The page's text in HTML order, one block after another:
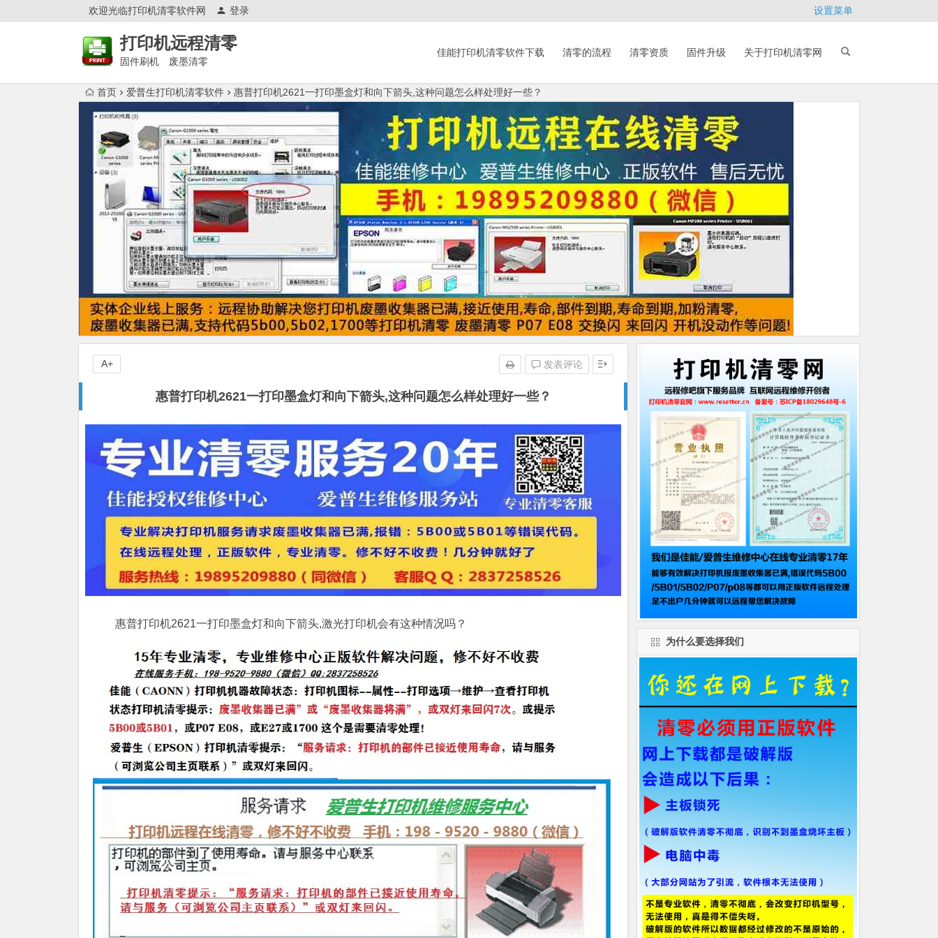
欢迎光临打印机清零软件网 登录 设置菜单
打印机远程清零
固件刷机 废墨清零
佳能打印机清零软件下载 清零的流程 清零资质 固件升级 关于打印机清零网
首页 爱普生打印机清零软件 惠普打印机2621一打印墨盒灯和向下箭头,这种问题怎么样处理好一些？
惠普打印机2621一打印墨盒灯和向下箭头,这种问题怎么样处理好一些？
发表评论
A+
惠普打印机2621一打印墨盒灯和向下箭头,激光打印机会有这种情况吗？
为什么要选择我们